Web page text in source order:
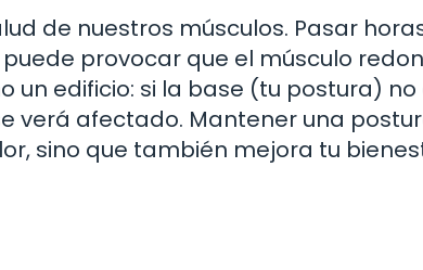
de nuestros músculos. Pasar
provocar que el músculo
un edificio: si la base (tu postura)
verá afectado. Mantener una
sino que también mejora tu